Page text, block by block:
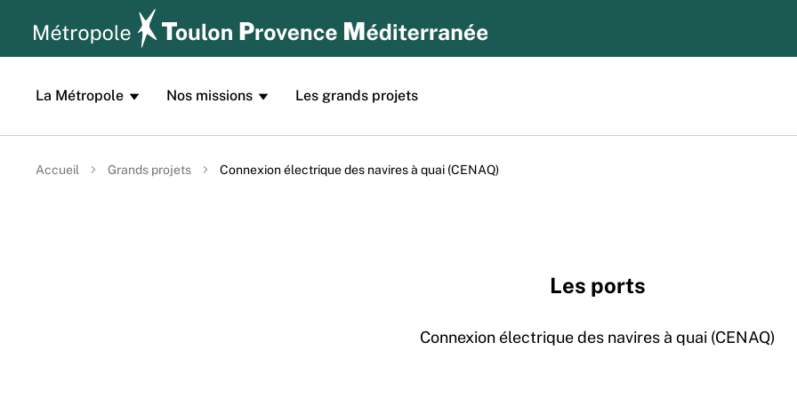
Aller au contenu principal
La Métropole Nos missions Les grands projets
Accueil Grands projets Connexion électrique des navires à quai (CENAQ)
Les ports
Connexion électrique des navires à quai (CENAQ)
Panneau de gestion des cookies